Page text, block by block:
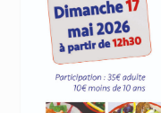
ACTUALITÉS
Paëlla organisée